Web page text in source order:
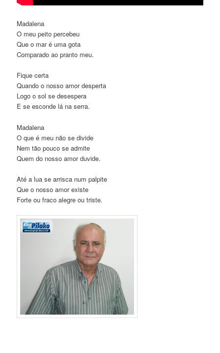
Madalena
O meu peito percebeu
Que o mar é uma gota
Comparado ao pranto meu.
Fique certa
Quando o nosso amor desperta
Logo o sol se desespera
E se esconde lá na serra.
Madalena
O que é meu não se divide
Nem tão pouco se admite
Quem do nosso amor duvide.
Até a lua se arrisca num palpite
Que o nosso amor existe
Forte ou fraco alegre ou triste.